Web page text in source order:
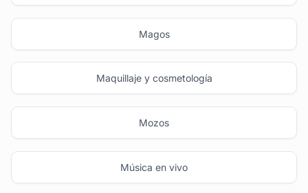
Magos
Maquillaje y cosmetología
Mozos
Música en vivo